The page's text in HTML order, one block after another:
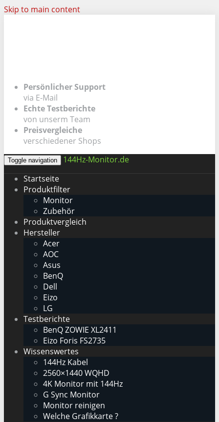
Skip to main content
Persönlicher Support
via E-Mail
Echte Testberichte
von unserm Team
Preisvergleiche
verschiedener Shops
Toggle navigation
144Hz-Monitor.de
Startseite
Produktfilter
Monitor
Zubehör
Produktvergleich
Hersteller
Acer
AOC
Asus
BenQ
Dell
Eizo
LG
Testberichte
BenQ ZOWIE XL2411
Eizo Foris FS2735
Wissenswertes
144Hz Kabel
2560×1440 WQHD
4K Monitor mit 144Hz
G Sync Monitor
Monitor reinigen
Welche Grafikkarte ?